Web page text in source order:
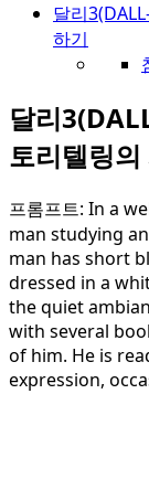
달리
하기
달리
토리텔링
프롬프트: In a
man studying
man has short
dressed in a
the quiet
with several
of him. He is
expression,